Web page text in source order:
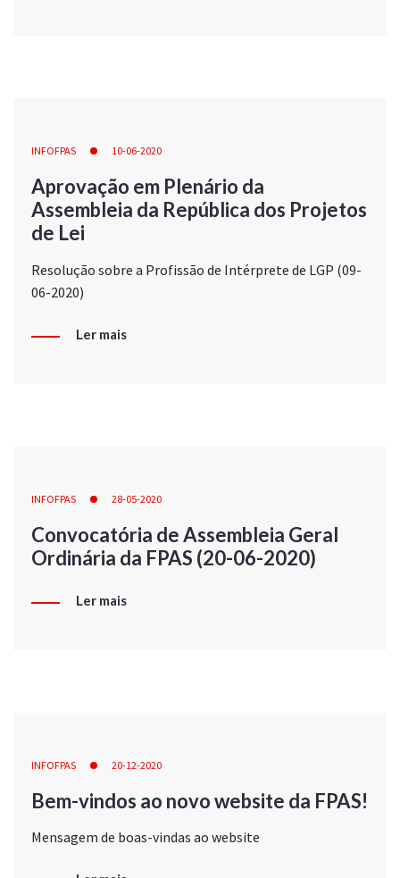
INFOFPAS 10-06-2020
Aprovação em Plenário da
Assembleia da República dos Projetos
de Lei
Resolução sobre a Profissão de Intérprete de LGP (09-
06-2020)
Ler mais
INFOFPAS 28-05-2020
Convocatória de Assembleia Geral
Ordinária da FPAS (20-06-2020)
Ler mais
INFOFPAS 20-12-2020
Bem-vindos ao novo website da FPAS!
Mensagem de boas-vindas ao website